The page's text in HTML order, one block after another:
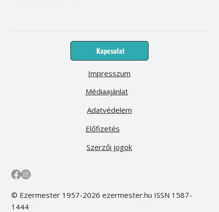
Kapcsolat
Médiaajánlat
Előfizetés
Impresszum
Adatvédelem
Szerzői jogok
© Ezermester 1957-2026 ezermester.hu ISSN 1587-
1444